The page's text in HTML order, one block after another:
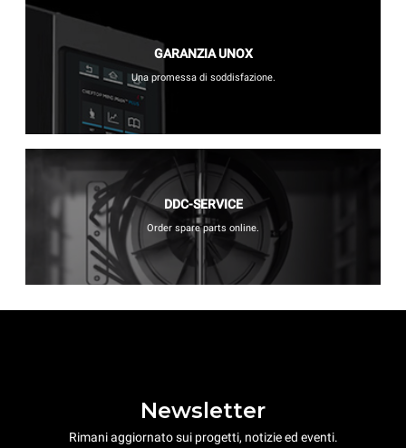
GARANZIA UNOX
Una promessa di soddisfazione.
DDC-SERVICE
Order spare parts online.
Newsletter
Rimani aggiornato sui progetti, notizie ed eventi.